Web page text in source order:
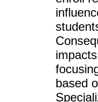
based